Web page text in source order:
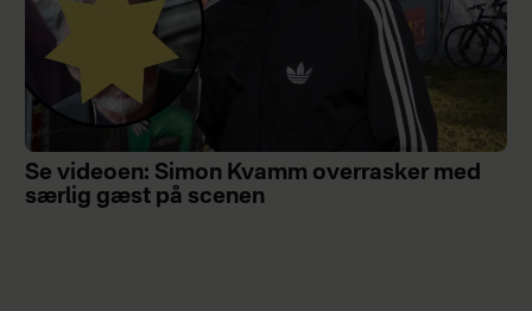
Se videoen: Simon Kvamm overrasker med
særlig gæst på scenen